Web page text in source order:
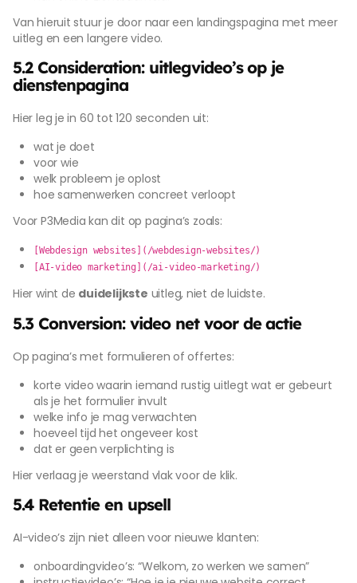
Van hieruit stuur je door naar een landingspagina met meer
uitleg en een langere video.
5.2 Consideration: uitlegvideo’s op je
dienstenpagina
Hier leg je in 60 tot 120 seconden uit:
wat je doet
voor wie
welk probleem je oplost
hoe samenwerken concreet verloopt
Voor P3Media kan dit op pagina’s zoals:
[Webdesign websites](/webdesign-websites/)
[AI-video marketing](/ai-video-marketing/)
Hier wint de duidelijkste uitleg, niet de luidste.
5.3 Conversion: video net voor de actie
Op pagina’s met formulieren of offertes:
korte video waarin iemand rustig uitlegt wat er gebeurt
als je het formulier invult
welke info je mag verwachten
hoeveel tijd het ongeveer kost
dat er geen verplichting is
Hier verlaag je weerstand vlak voor de klik.
5.4 Retentie en upsell
AI-video’s zijn niet alleen voor nieuwe klanten:
onboardingvideo’s: “Welkom, zo werken we samen”